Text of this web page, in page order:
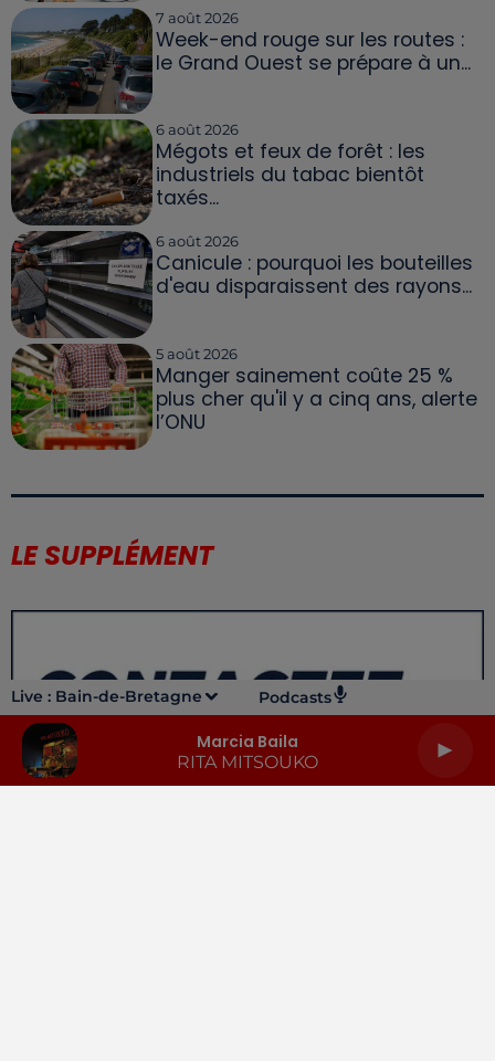
Live : Bain-de-Bretagne Podcasts
Marcia Baila
RITA MITSOUKO
7 août 2026
Week-end rouge sur les routes :
le Grand Ouest se prépare à un...
6 août 2026
Mégots et feux de forêt : les
industriels du tabac bientôt
taxés...
6 août 2026
Canicule : pourquoi les bouteilles
d'eau disparaissent des rayons...
5 août 2026
Manger sainement coûte 25 %
plus cher qu'il y a cinq ans, alerte
l’ONU
LE SUPPLÉMENT